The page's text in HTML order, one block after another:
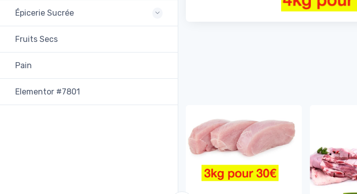
Épicerie Sucrée
Fruits Secs
Pain
Elementor #7801